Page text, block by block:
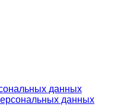
данных
данных